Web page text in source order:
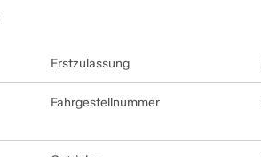
Erstzulassung
Fahrgestellnummer